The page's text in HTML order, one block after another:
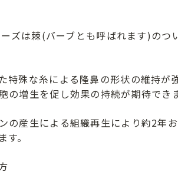
ズは棘(バーブとも呼ばれます)の
特殊な糸による隆鼻の形状の維持が
の増生を促し効果の持続が期待できま
の産生による組織再生により約2年
。